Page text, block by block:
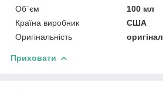
Об`єм
100 мл
Країна виробник
США
Оригінальність
оригінал
Приховати